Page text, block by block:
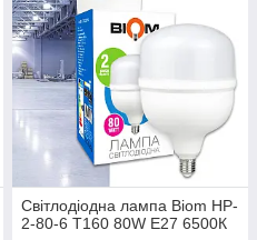
Світлодіодна лампа Biom HP-
2-80-6 T160 80W E27 6500К